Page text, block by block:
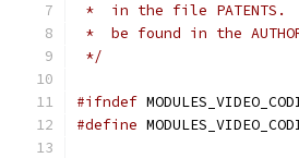
*  in the file PATENTS.
*  be found in the
*/
#ifndef
#define